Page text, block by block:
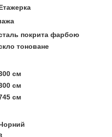
покрита фарбою
тоноване
см
см
см